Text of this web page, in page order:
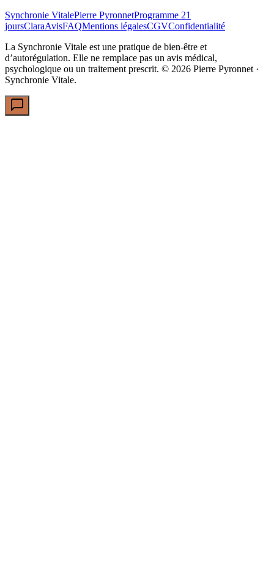
Synchronie VitalePierre PyronnetProgramme 21
joursClaraAvisFAQMentions légalesCGVConfidentialité
La Synchronie Vitale est une pratique de bien-être et
d’autorégulation. Elle ne remplace pas un avis médical,
psychologique ou un traitement prescrit. © 2026 Pierre Pyronnet ·
Synchronie Vitale.